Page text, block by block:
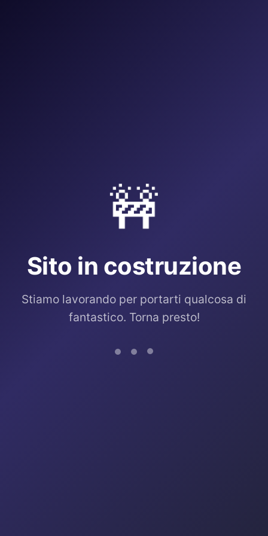
🚧
Sito in costruzione
Stiamo lavorando per portarti qualcosa di
fantastico. Torna presto!